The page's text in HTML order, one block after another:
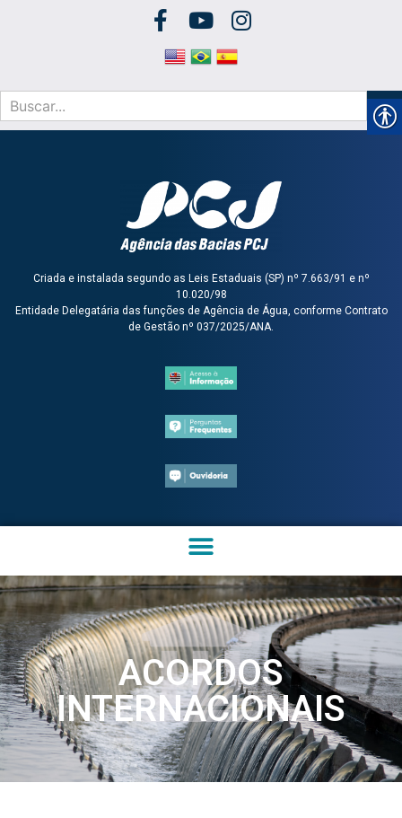
Criada e instalada segundo as Leis Estaduais (SP) nº 7.663/91 e nº
10.020/98
Entidade Delegatária das funções de Agência de Água, conforme Contrato
de Gestão nº 037/2025/ANA.
ACORDOS
INTERNACIONAIS